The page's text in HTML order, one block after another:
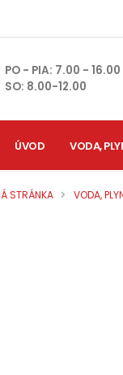
PO - PIA: 7.00 - 16.00
SO: 8.00-12.00
ÚVOD VODA,
STRÁNKA VODA,